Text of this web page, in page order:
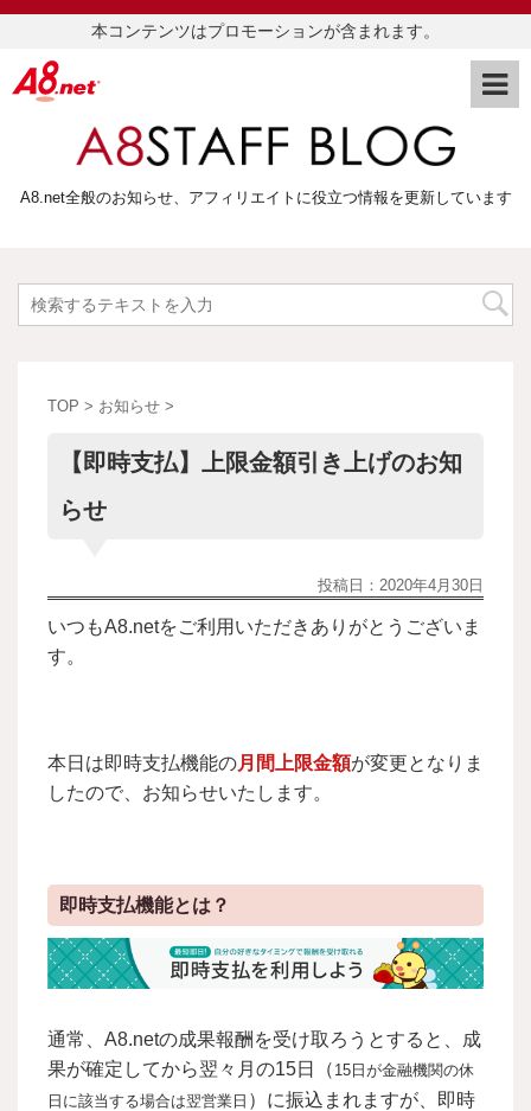
本コンテンツはプロモーションが含まれます。
A8.net全般のお知らせ、アフィリエイトに役立つ情報を更新しています
TOP > お知らせ >
【即時支払】上限金額引き上げのお知
らせ
投稿日： 2020年4月30日
いつもA8.netをご利用いただきありがとうございま
す。
本日は即時支払機能の月間上限金額が変更となりま
したので、お知らせいたします。
即時支払機能とは？
通常、A8.netの成果報酬を受け取ろうとすると、成
果が確定してから翌々月の15日（ 15日が金融機関の休
日に該当する場合は翌営業日 ）に振込まれますが、即時